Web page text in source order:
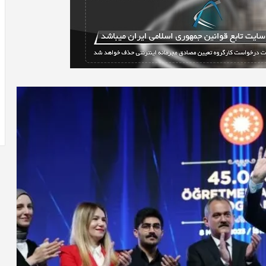
سندرم پرادر-ویلی چگونه انجام
دیواری
شیک
و
از
4 روز پیش
خرید مدل کمد دیواری